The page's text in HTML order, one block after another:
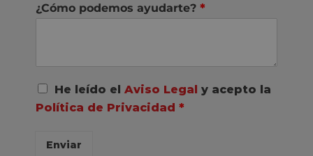
¿Cómo podemos ayudarte? *
A
c
u
He leído el Aviso Legal y acepto la
Política de Privacidad *
Enviar